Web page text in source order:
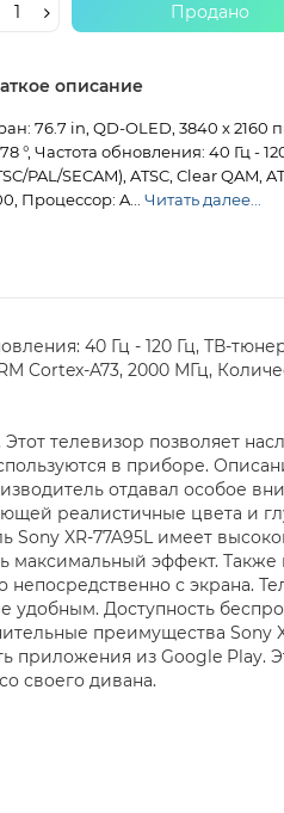
Продано
описание
76.7 in, QD-OLED, 3840 x 2160
°, Частота обновления: 40 Гц -
PAL/SECAM), ATSC, Clear QAM,
Процессор: A... Читать далее...
40 Гц - 120 Гц, ТВ-
Cortex-A73, 2000 МГц,
телевизор позволяет
в приборе.
отдавал особое
реалистичные цвета и
XR-77A95L имеет
максимальный эффект. Также
непосредственно с экрана.
удобным. Доступность
преимущества Sony
приложения из Google Play.
своего дивана.